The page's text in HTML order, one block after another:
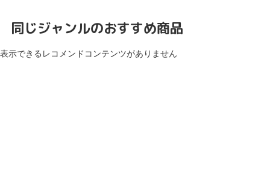
同じジャンルのおすすめ商品
表示できるレコメンドコンテンツがありません